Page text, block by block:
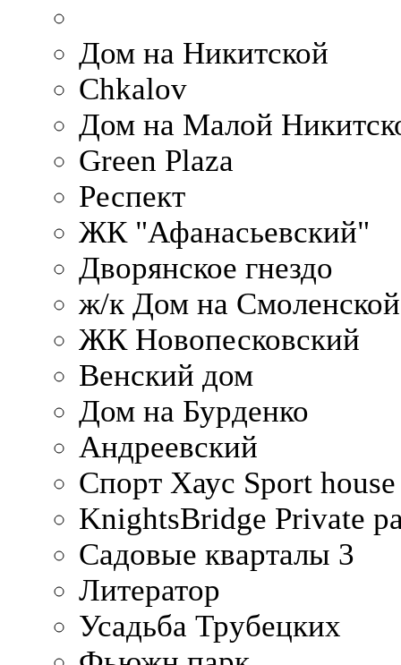
Дом на Никитской
Chkalov
Дом на Малой
Green Plaza
Респект
ЖК "Афанасьевский"
Дворянское гнездо
ж/к Дом на
ЖК Новопесковский
Венский дом
Дом на Бурденко
Андреевский
Спорт Хаус Sport house
KnightsBridge Private
Садовые кварталы 3
Литератор
Усадьба Трубецких